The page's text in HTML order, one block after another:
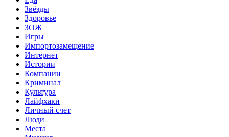
Звёзды
Здоровье
ЗОЖ
Игры
Импортозамещение
Интернет
Истории
Компании
Криминал
Культура
Лайфхаки
Личный счет
Люди
Места